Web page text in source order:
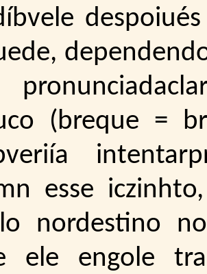
(breque =
esse
nordestino
ele engole